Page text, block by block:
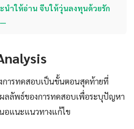
นำให้อ่าน จีบให้วุ่นลงทุนด้วยรัก
การทดสอบเป็นขั้นตอนสุดท้ายที่
ลลัพธ์ของการทดสอบเพื่อระบุปัญหา
อแนะแนวทางแก้ไข